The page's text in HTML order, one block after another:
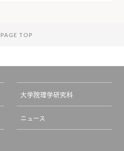
PAGE TOP
大学院理学研究科
ニュース